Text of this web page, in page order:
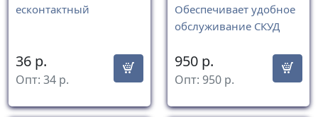
есконтактный
36 р.
Опт: 34 р.
Обеспечивает удобное
обслуживание СКУД
950 р.
Опт: 950 р.